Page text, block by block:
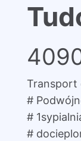
Transport
#
#
#